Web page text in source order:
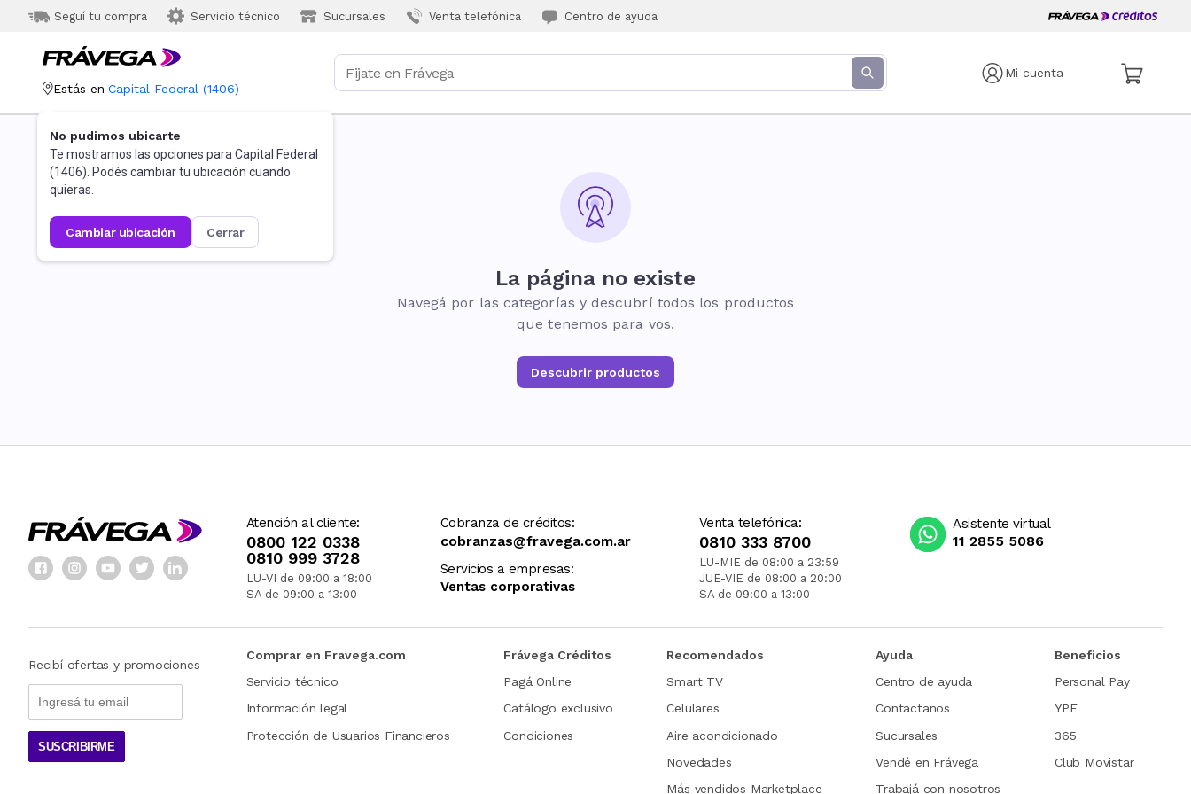
Seguí tu compra Servicio técnico Sucursales Venta telefónica Centro de ayuda
Mi cuenta
Estás en Capital Federal (1406)
No pudimos ubicarte
Te mostramos las opciones para Capital Federal
(1406). Podés cambiar tu ubicación cuando
quieras.
cambiar ubicación cerrar
La página no existe
Navegá por las categorías y descubrí todos los productos
que tenemos para vos.
Descubrir productos
Atención al cliente:
0800 122 0338
0810 999 3728
LU-VI de 09:00 a 18:00
SA de 09:00 a 13:00
Cobranza de créditos:
cobranzas@fravega.com.ar
Servicios a empresas:
Ventas corporativas
Venta telefónica:
0810 333 8700
LU-MIE de 08:00 a 23:59
JUE-VIE de 08:00 a 20:00
SA de 09:00 a 13:00
Asistente virtual
11 2855 5086
Recibí ofertas y promociones
SUSCRIBIRME
Comprar en Fravega.com
Servicio técnico
Información legal
Protección de Usuarios Financieros
Frávega Créditos
Pagá Online
Catálogo exclusivo
Condiciones
Recomendados
Smart TV
Celulares
Aire acondicionado
Novedades
Más vendidos Marketplace
Ayuda
Centro de ayuda
Contactanos
Sucursales
Vendé en Frávega
Trabajá con nosotros
Beneficios
Personal Pay
YPF
365
Club Movistar